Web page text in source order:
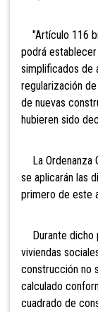
"Artículo 116
podrá
simplificados de
regularización
de nuevas
hubieren sido
La Ordenanza
se aplicarán las
primero de este
Durante dicho
viviendas
construcción no
calculado
cuadrado de